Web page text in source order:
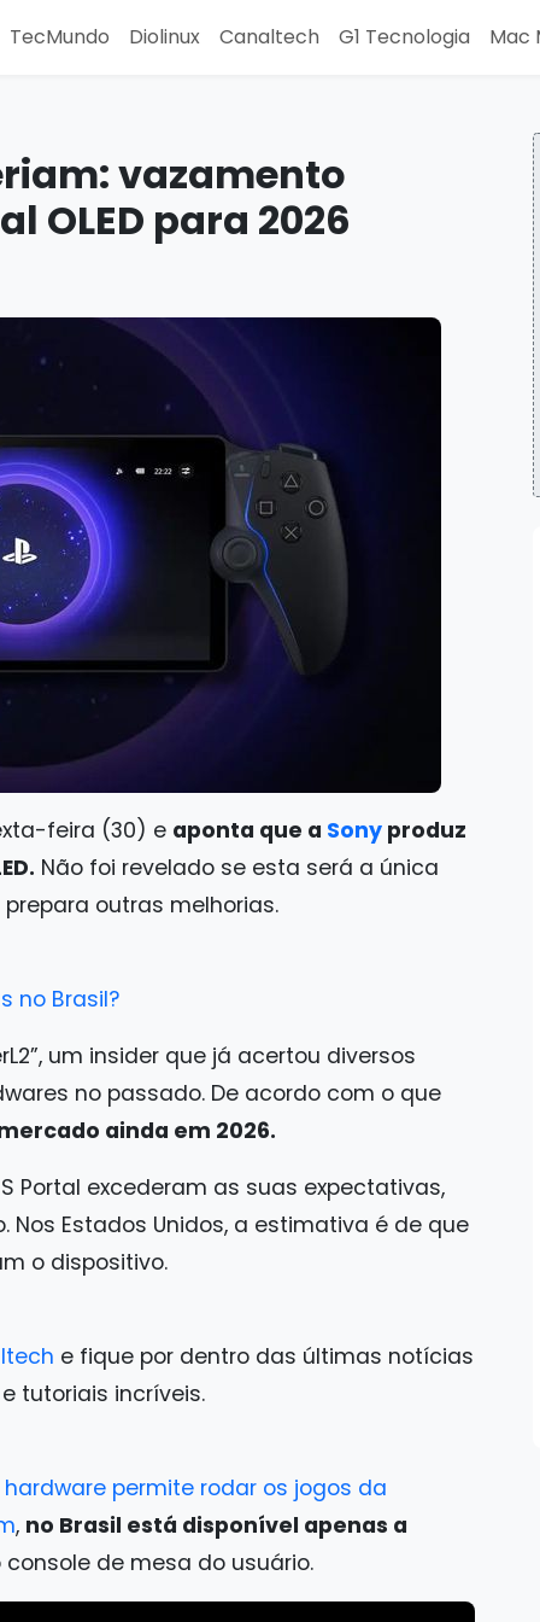
TecMundo Diolinux Canaltech G1 Tecnologia Mac
vazamento
OLED para 2026
feira (30) e aponta que a Sony produz
Não foi revelado se esta será a única
outras melhorias.
no Brasil?
um insider que já acertou diversos
no passado. De acordo com o que
ainda em 2026.
Portal excederam as suas expectativas,
Estados Unidos, a estimativa é de que
o dispositivo.
e fique por dentro das últimas notícias
tutoriais incríveis.
hardware permite rodar os jogos da
, no Brasil está disponível apenas a
de mesa do usuário.